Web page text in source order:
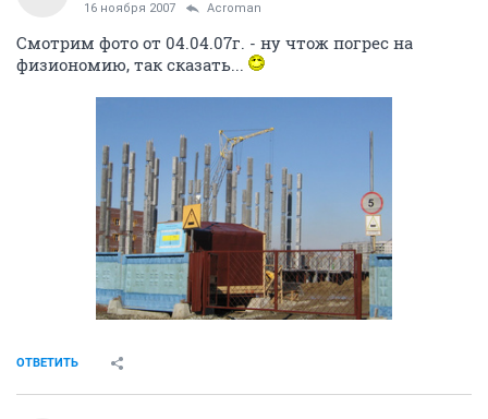
16 ноября 2007 Acroman
Смотрим фото от 04.04.07г. - ну чтож погрес на
физиономию, так сказать...
ОТВЕТИТЬ